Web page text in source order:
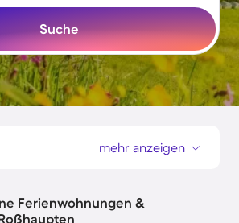
Suche
mehr anzeigen
Ferienwohnungen &